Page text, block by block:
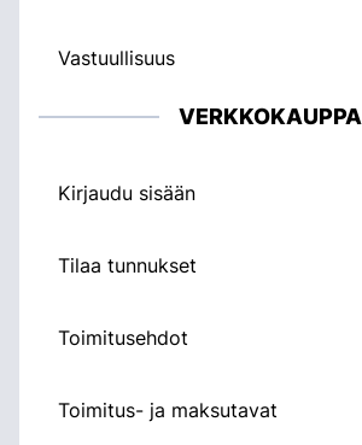
Vastuullisuus
VERKKOKAUPPA
Kirjaudu sisään
Tilaa tunnukset
Toimitusehdot
Toimitus- ja maksutavat